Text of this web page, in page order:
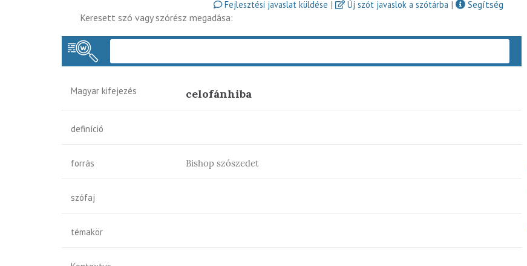
Fejlesztési javaslat küldése | Új szót javaslok a szótárba |
Segítség
Keresett szó vagy szórész megadása:
Magyar kifejezés celofánhiba
definíció
forrás Bishop szószedet
szófaj
témakör